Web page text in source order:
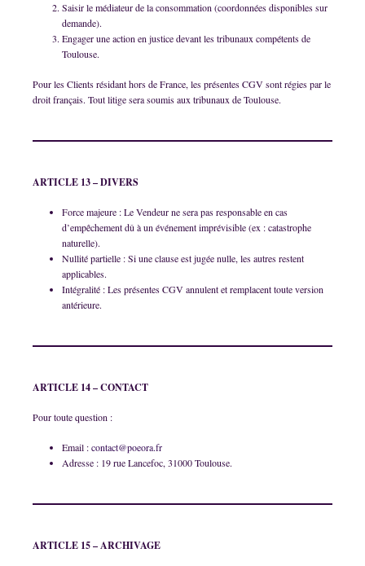
Saisir le médiateur de la consommation (coordonnées disponibles sur
demande).
Engager une action en justice devant les tribunaux compétents de
Toulouse.
Pour les Clients résidant hors de France, les présentes CGV sont régies par le
droit français. Tout litige sera soumis aux tribunaux de Toulouse.
ARTICLE 13 – DIVERS
Force majeure : Le Vendeur ne sera pas responsable en cas
d’empêchement dû à un événement imprévisible (ex : catastrophe
naturelle).
Nullité partielle : Si une clause est jugée nulle, les autres restent
applicables.
Intégralité : Les présentes CGV annulent et remplacent toute version
antérieure.
ARTICLE 14 – CONTACT
Pour toute question :
Email :contact@poeora.fr
Adresse : 19 rue Lancefoc, 31000 Toulouse.
ARTICLE 15 – ARCHIVAGE